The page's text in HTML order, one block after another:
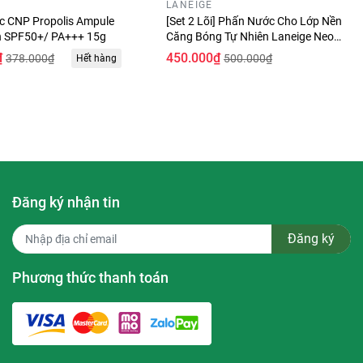
tăng
bên
CNP Propolis Ampule
SPF50+/ PA+++ 15g
378.000₫ Hết hàng
LANEIGE
[Set 2 Lõi] Phấn Nước Cho Lớp Nền
Căng Bóng Tự Nhiên Laneige Neo
Cushion Glow 15g
450.000₫ 500.000₫
Đăng ký nhận tin
Đăng ký
Phương thức thanh toán